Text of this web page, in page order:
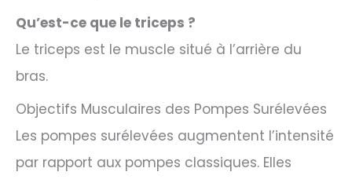
Qu’est-ce que le triceps ?
Le triceps est le muscle situé à l’arrière du
bras.
Objectifs Musculaires des Pompes Surélevées
Les pompes surélevées augmentent l’intensité
par rapport aux pompes classiques. Elles